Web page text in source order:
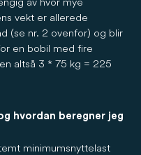
vekt er allerede
(se nr. 2 ovenfor) og blir
en bobil med fire
altså 3 * 75 kg = 225
hvordan beregner jeg
minimumsnyttelast